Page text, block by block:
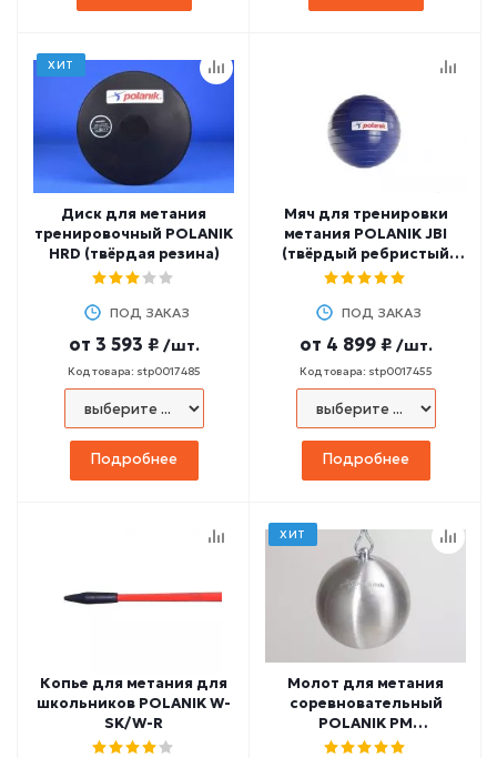
ХИТ
Диск для метания
тренировочный POLANIK
HRD (твёрдая резина)
ПОД ЗАКАЗ
от 3 593 ₽ /шт.
Код товара: stp0017485
Подробнее
Мяч для тренировки
метания POLANIK JBI
(твёрдый ребристый
ПВХ)
ПОД ЗАКАЗ
от 4 899 ₽ /шт.
Код товара: stp0017455
Подробнее
Копье для метания для
школьников POLANIK W-
SK/W-R
ХИТ
Молот для метания
соревновательный
POLANIK PM
(нержавеющая сталь)